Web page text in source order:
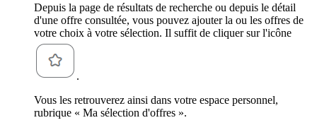
Depuis la page de résultats de recherche ou depuis le détail
d'une offre consultée, vous pouvez ajouter la ou les offres de
votre choix à votre sélection. Il suffit de cliquer sur l'icône
.
Vous les retrouverez ainsi dans votre espace personnel,
rubrique « Ma sélection d'offres ».